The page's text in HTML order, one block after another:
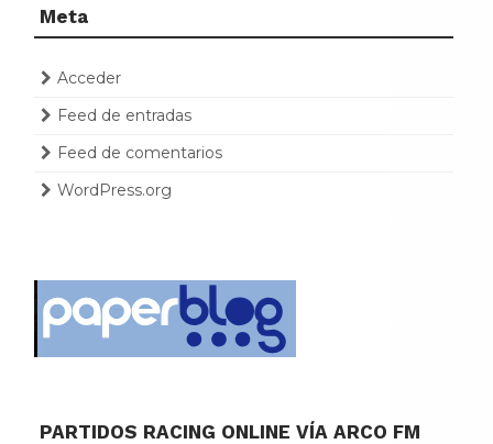
Meta
Acceder
Feed de entradas
Feed de comentarios
WordPress.org
PARTIDOS RACING ONLINE VÍA ARCO FM